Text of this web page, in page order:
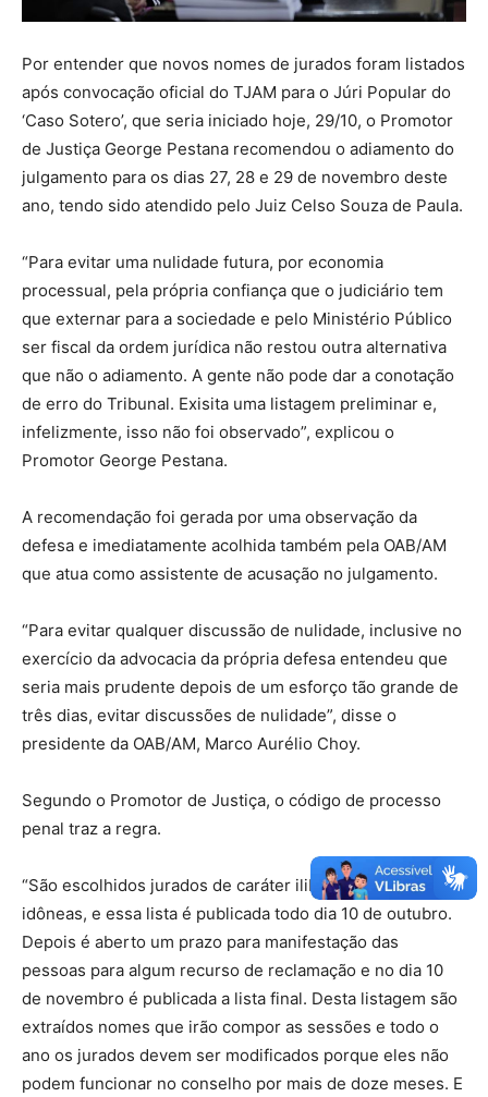
Por entender que novos nomes de jurados foram listados
após convocação oficial do TJAM para o Júri Popular do
‘Caso Sotero’, que seria iniciado hoje, 29/10, o Promotor
de Justiça George Pestana recomendou o adiamento do
julgamento para os dias 27, 28 e 29 de novembro deste
ano, tendo sido atendido pelo Juiz Celso Souza de Paula.
“Para evitar uma nulidade futura, por economia
processual, pela própria confiança que o judiciário tem
que externar para a sociedade e pelo Ministério Público
ser fiscal da ordem jurídica não restou outra alternativa
que não o adiamento. A gente não pode dar a conotação
de erro do Tribunal. Exisita uma listagem preliminar e,
infelizmente, isso não foi observado”, explicou o
Promotor George Pestana.
A recomendação foi gerada por uma observação da
defesa e imediatamente acolhida também pela OAB/AM
que atua como assistente de acusação no julgamento.
“Para evitar qualquer discussão de nulidade, inclusive no
exercício da advocacia da própria defesa entendeu que
seria mais prudente depois de um esforço tão grande de
três dias, evitar discussões de nulidade”, disse o
presidente da OAB/AM, Marco Aurélio Choy.
Segundo o Promotor de Justiça, o código de processo
penal traz a regra.
“São escolhidos jurados de caráter ilibado, de pessoas
idôneas, e essa lista é publicada todo dia 10 de outubro.
Depois é aberto um prazo para manifestação das
pessoas para algum recurso de reclamação e no dia 10
de novembro é publicada a lista final. Desta listagem são
extraídos nomes que irão compor as sessões e todo o
ano os jurados devem ser modificados porque eles não
podem funcionar no conselho por mais de doze meses. E